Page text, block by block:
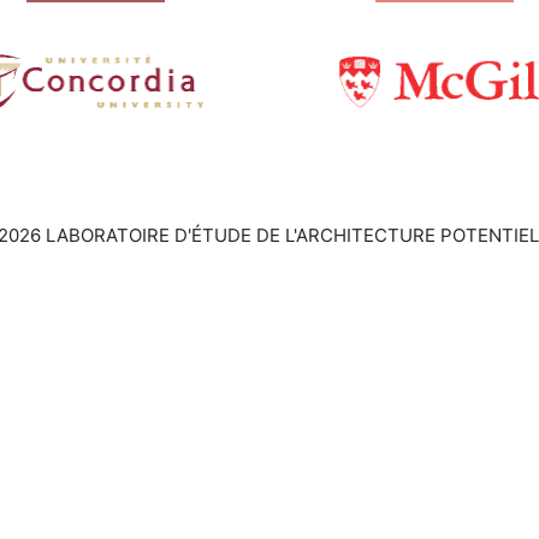
LABORATOIRE D'ÉTUDE DE L'ARCHITECTURE